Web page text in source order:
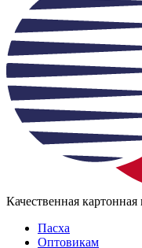
Качественная
Пасха
Оптовикам